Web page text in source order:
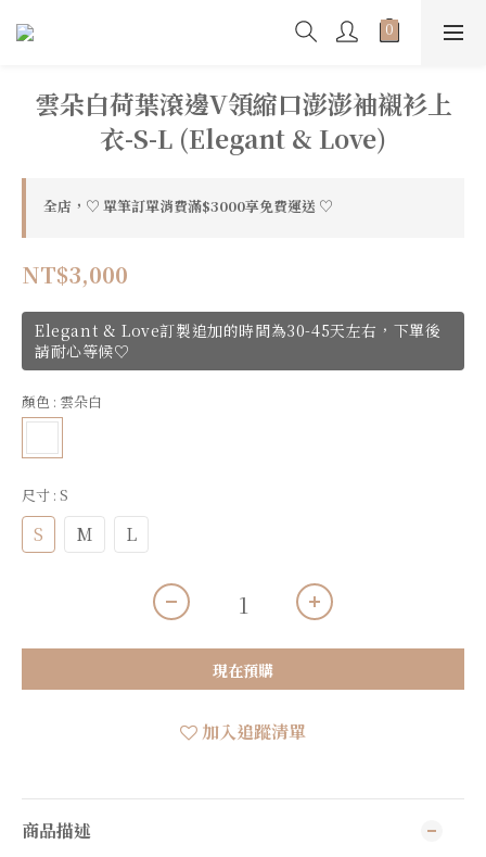
雲朵白荷葉滾邊V領縮口澎澎袖襯衫上
衣-S-L (Elegant & Love)
全店，♡ 單筆訂單消費滿$3000享免費運送 ♡
NT$3,000
Elegant & Love訂製追加的時間為30-45天左右，下單後
請耐心等候♡
顏色 : 雲朵白
尺寸 : S
S M L
現在預購
加入追蹤清單
商品描述